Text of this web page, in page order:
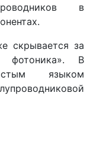
в
скрывается за
фотоника». В
языком